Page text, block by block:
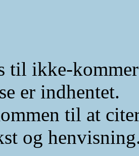
til ikke-
er indhentet.
til at
og